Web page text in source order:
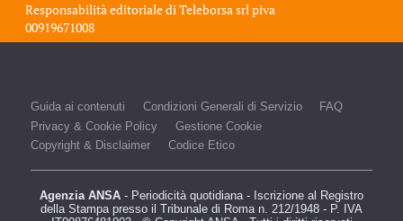
Responsabilità editoriale diTeleborsa srlpiva
00919671008
Guida ai contenuti Condizioni Generali di Servizio
FAQ
Privacy & Cookie Policy
Gestione Cookie
Copyright & Disclaimer
Codice Etico
Agenzia ANSA - Periodicità quotidiana - Iscrizione al Registro
della Stampa presso il Tribunale di Roma n. 212/1948 - P. IVA